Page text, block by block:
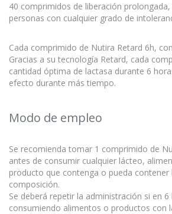
40 comprimidos de liberación
personas con cualquier grado de
Cada comprimido de Nutira Retard 6h,
Gracias a su tecnología Retard, cada
cantidad óptima de lactasa durante 6
efecto durante más tiempo.
Modo de empleo
Se recomienda tomar 1 comprimido de
antes de consumir cualquier lácteo,
producto que contenga o pueda contener
composición.
Se deberá repetir la administración si en 6
consumiendo alimentos o productos con